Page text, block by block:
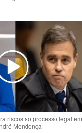
riscos ao processo legal em
Mendonça